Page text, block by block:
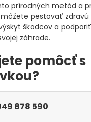
prírodných metód a
pestovať zdravú
škodcov a
záhrade.
pomôcť s
878 590